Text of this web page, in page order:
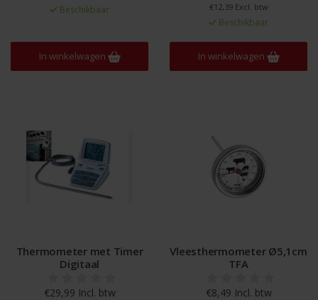
Beschikbaar
In winkelwagen
€12,39 Excl. btw
Beschikbaar
In winkelwagen
Thermometer met Timer
Digitaal
€29,99 Incl. btw
Vleesthermometer Ø5,1cm
TFA
€8,49 Incl. btw